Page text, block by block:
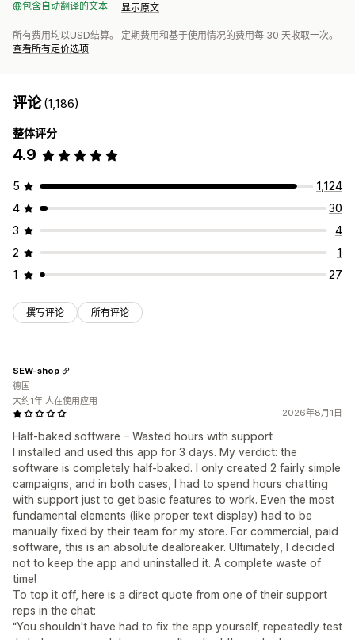
包含自动翻译的文本 显示原文
所有费用均以USD结算。 定期费用和基于使用情况的费用每 30 天收取一次。
查看所有定价选项
评论(1,186)
整体评分
4.9
5
1,124
4
30
3
4
2
1
1
27
撰写评论 所有评论
2026年8月1日
Half-baked software – Wasted hours with support
I installed and used this app for 3 days. My verdict: the
software is completely half-baked. I only created 2 fairly simple
campaigns, and in both cases, I had to spend hours chatting
with support just to get basic features to work. Even the most
fundamental elements (like proper text display) had to be
manually fixed by their team for my store. For commercial, paid
software, this is an absolute dealbreaker. Ultimately, I decided
not to keep the app and uninstalled it. A complete waste of
time!
To top it off, here is a direct quote from one of their support
reps in the chat:
“You shouldn't have had to fix the app yourself, repeatedly test
SEW-shop
德国
大约1年 人在使用应用